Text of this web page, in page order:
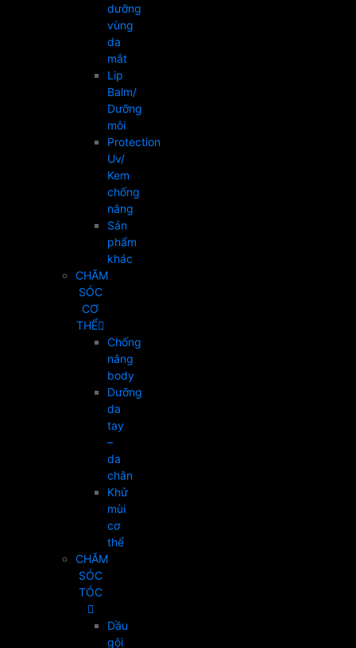
dưỡng
vùng
da
mắt
Lip
Balm/
Dưỡng
môi
Protection
Uv/
Kem
chống
nắng
Sản
phẩm
khác
CHĂM
SÓC
CƠ
THỂ
Chống
nắng
body
Dưỡng
da
tay
–
da
chân
Khử
mùi
cơ
thể
CHĂM
SÓC
TÓC
Dầu
gội